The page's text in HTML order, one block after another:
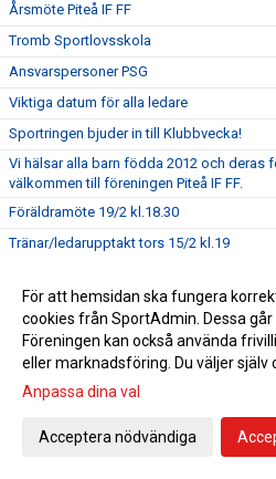
Årsmöte Piteå IF FF
Tromb Sportlovsskola
Ansvarspersoner PSG
Viktiga datum för alla ledare
Sportringen bjuder in till Klubbvecka!
Vi hälsar alla barn födda 2012 och deras
välkommen till föreningen Piteå IF FF.
Föräldramöte 19/2 kl.18.30
Tränar/ledarupptakt tors 15/2 kl.19
Påminnelse Tränarutbildning C-diplom
Tränarutbildning c-diplom.
Intresseanmälan Tränarutbildning B-
Ungdoms har anställt en
Stötta laget i ditt hjärta
För att hemsidan ska fungera
cookies från SportAdmin. Dessa
Föreningen kan också använda
eller marknadsföring. Du väljer själv
Anpassa dina val
Acceptera nödvändiga